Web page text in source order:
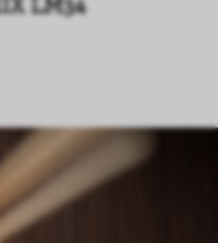
LM34